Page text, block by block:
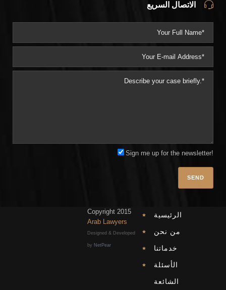
الاتصال السريع
Sign me up for the newsletter!
الرئيسية
من نحن
خدماتنا
الأسئلة
الشائعة
Copyright 2015
Arab Lawyers
Designed & Developed
by NetPear